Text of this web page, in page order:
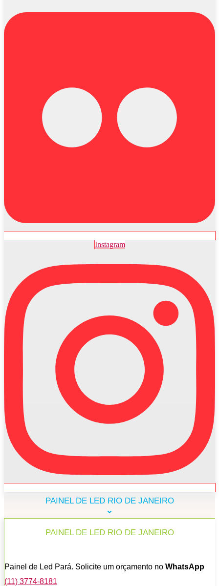
Instagram
PAINEL DE LED RIO DE JANEIRO
PAINEL DE LED RIO DE JANEIRO
Painel de Led Pará. Solicite um orçamento no WhatsApp
(11) 3774-8181